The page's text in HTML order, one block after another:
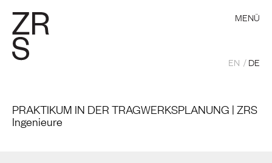
MENÜ
EN DE
PRAKTIKUM IN DER TRAGWERKSPLANUNG | ZRS
Ingenieure